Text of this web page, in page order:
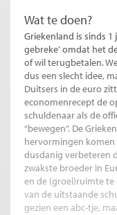
Wat te doen?
Griekenland is sinds 1
gebreke’omdat het
of wil terugbetalen.
dus een slecht idee,
Duitsers in de euro
economenrecept de
schuldenaar als de
“bewegen”. De
hervormingen
dusdanig verbeteren
zwakste broeder in
en de (groei)ruimte
van de uitstaande
gezien een abc-tje,